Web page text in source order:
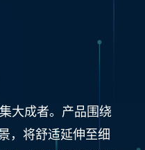
大成者。产品围绕
，将舒适延伸至细